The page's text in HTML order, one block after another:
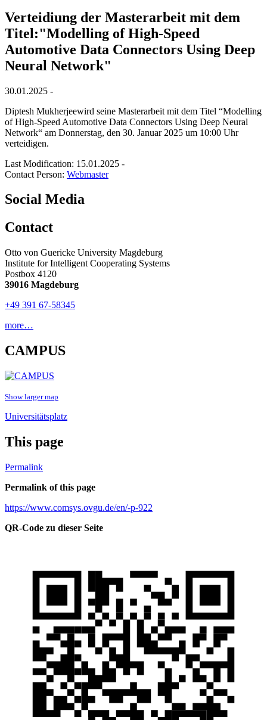
Verteidiung der Masterarbeit mit dem
Titel:"Modelling of High-Speed
Automotive Data Connectors Using Deep
Neural Network"
30.01.2025 -
Diptesh Mukherjeewird seine Masterarbeit mit dem Titel “Modelling
of High-Speed Automotive Data Connectors Using Deep Neural
Network“ am Donnerstag, den 30. Januar 2025 um 10:00 Uhr
verteidigen.
Last Modification: 15.01.2025 -
Contact Person: Webmaster
Social Media
Contact
Otto von Guericke University Magdeburg
Institute for Intelligent Cooperating Systems
Postbox 4120
39016 Magdeburg
+49 391 67-58345
more…
CAMPUS
Show larger map
Universitätsplatz
This page
Permalink
Permalink of this page
https://www.comsys.ovgu.de/en/-p-922
QR-Code zu dieser Seite